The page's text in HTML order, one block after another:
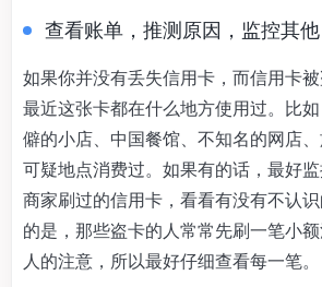
查看账单，推测原因，监控其他
如果你并没有丢失信用卡，而信用卡
最近这张卡都在什么地方使用过。比
僻的小店、中国餐馆、不知名的网店
可疑地点消费过。如果有的话，最好
商家刷过的信用卡，看看有没有不认
的是，那些盗卡的人常常先刷一笔小
人的注意，所以最好仔细查看每一笔。